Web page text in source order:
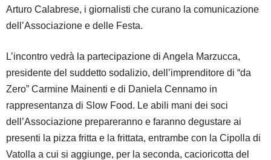
Arturo Calabrese, i giornalisti che curano la comunicazione
dell’Associazione e delle Festa.
L’incontro vedrà la partecipazione di Angela Marzucca,
presidente del suddetto sodalizio, dell’imprenditore di “da
Zero” Carmine Mainenti e di Daniela Cennamo in
rappresentanza di Slow Food. Le abili mani dei soci
dell’Associazione prepareranno e faranno degustare ai
presenti la pizza fritta e la frittata, entrambe con la Cipolla di
Vatolla a cui si aggiunge, per la seconda, cacioricotta del